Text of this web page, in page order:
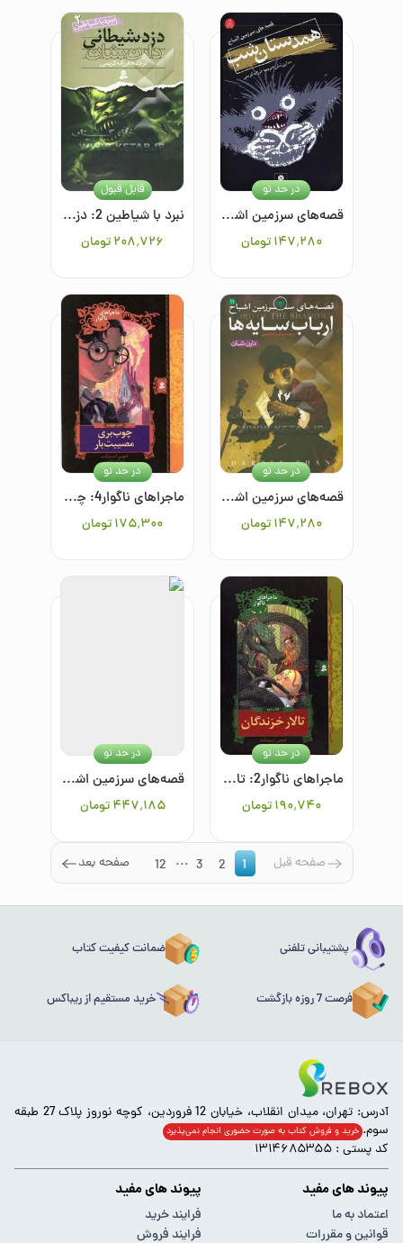
قصه‌های سرزمین اشباح 8: همدستان شب
۱۴۷٬۲۸۰ تومان
در حد نو
نبرد با شیاطین 2: دزد شیطانی
۲۰۸٬۷۲۶تومان
قابل قبول
قصه‌های سرزمین اشباح 11: ارباب سایه‌ها
۱۴۷٬۲۸۰ تومان
در حد نو
ماجراهای ناگوار4: چوب‌بری مصیبت‌بار
۱۷۵٬۳۰۰تومان
در حد نو
ماجراهای ناگوار2: تالار خزندگان/کتاب دوم
۱۹۰٬۷۴۰ تومان
در حد نو
قصه‌های سرزمین اشباح (جلدهای 10 تا 12)(3جلد در 1جلد)
۴۴۷٬۱۸۵ تومان
در حد نو
صفحه قبل 1
2
3
...
12 صفحه بعد
پشتیبانی تلفنی ضمانت کیفیت کتاب
فرصت 7 روزه بازگشت خرید مستقیم از ریباکس
آدرس: تهران، میدان انقلاب، خیابان 12 فروردین، کوچه نوروز پلاک 27 طبقه
سوم. خرید و فروش کتاب به صورت حضوری انجام‌ نمی‌پذیرد
کد پستی : ۱۳۱۴۶۸۵۳۵۵
پیوند های مفید
اعتماد به ما
قوانین و مقررات
پیوند های مفید
فرایند خرید
فرایند فروش